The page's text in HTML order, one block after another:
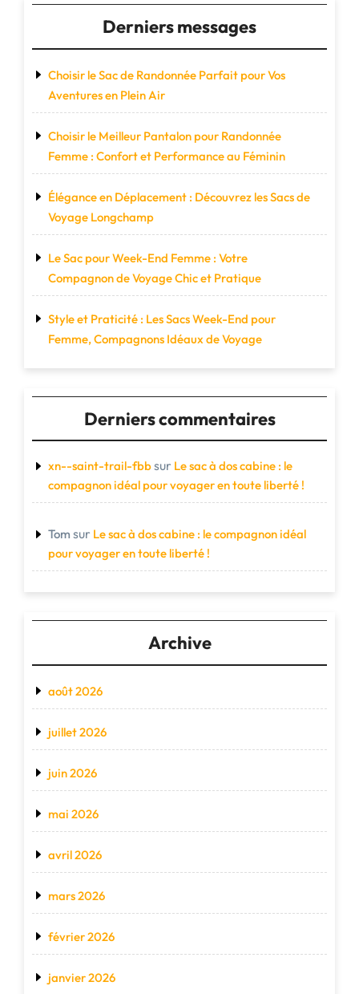
Derniers messages
Choisir le Sac de Randonnée Parfait pour Vos
Aventures en Plein Air
Choisir le Meilleur Pantalon pour Randonnée
Femme : Confort et Performance au Féminin
Élégance en Déplacement : Découvrez les Sacs de
Voyage Longchamp
Le Sac pour Week-End Femme : Votre
Compagnon de Voyage Chic et Pratique
Style et Praticité : Les Sacs Week-End pour
Femme, Compagnons Idéaux de Voyage
Derniers commentaires
xn--saint-trail-fbbsur Le sac à dos cabine : le
compagnon idéal pour voyager en toute liberté !
Tom sur Le sac à dos cabine : le compagnon idéal
pour voyager en toute liberté !
Archive
août 2026
juillet 2026
juin 2026
mai 2026
avril 2026
mars 2026
février 2026
janvier 2026